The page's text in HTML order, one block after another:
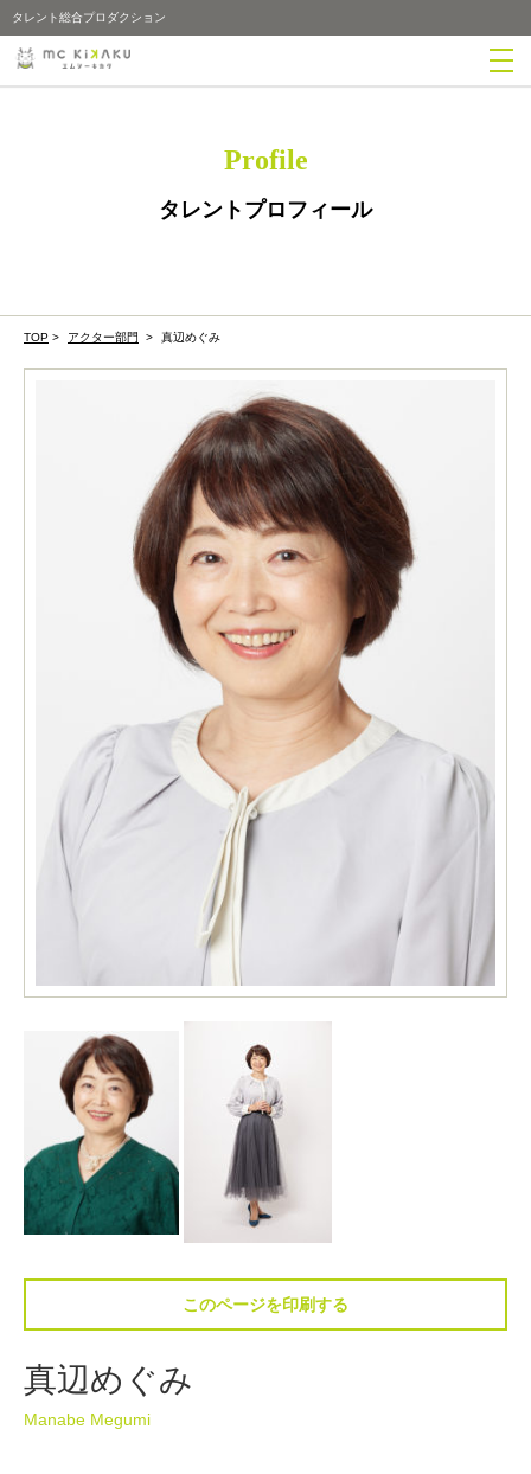
タレント総合プロダクション
Profile
タレントプロフィール
TOP > アクター部門 > 真辺めぐみ
このページを印刷する
真辺めぐみ
Manabe Megumi